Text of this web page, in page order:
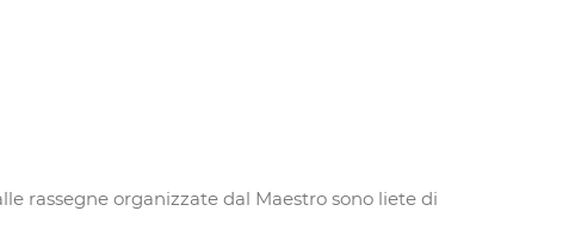
rassegne organizzate dal Maestro sono liete di